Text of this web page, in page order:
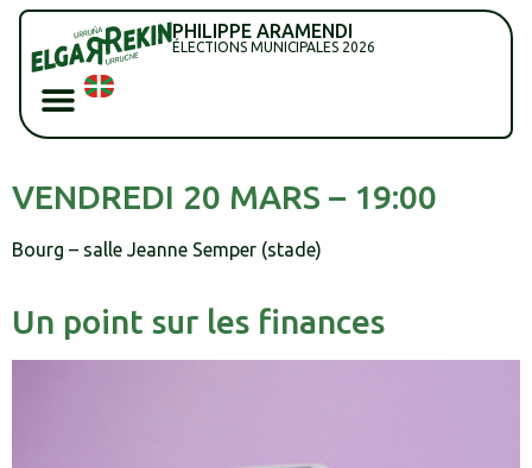
PHILIPPE ARAMENDI
ÉLECTIONS MUNICIPALES 2026
VENDREDI 20 MARS – 19:00
Bourg – salle Jeanne Semper (stade)
Un point sur les finances